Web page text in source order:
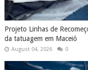
Projeto Linhas de
da tatuagem em Maceió
August 04, 2026 0